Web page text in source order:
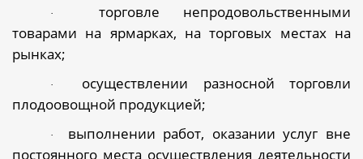
·
торговле непродовольственными
товарами на ярмарках, на торговых местах на
рынках;
·
осуществлении разносной торговли
плодоовощной продукцией;
·
выполнении работ, оказании услуг вне
постоянного места осуществления деятельности